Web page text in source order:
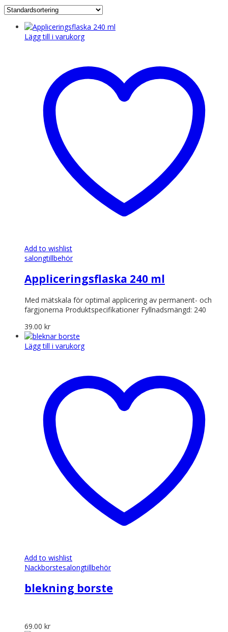
Lägg till i varukorg
Add to wishlist
salongtillbehör
Appliceringsflaska 240 ml
Med mätskala för optimal applicering av permanent- och
färgjonerna Produktspecifikationer Fyllnadsmängd: 240
39.00 kr
Lägg till i varukorg
Add to wishlist
Nackborstesalongtillbehör
blekning borste
69.00 kr